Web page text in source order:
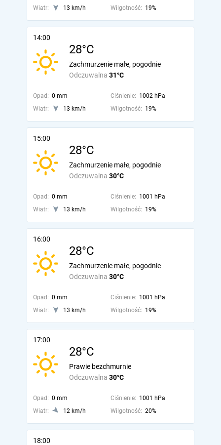
Wiatr:
13 km/h Wilgotność: 19%
14:00
28°C
Odczuwalna 31°C
Zachmurzenie małe, pogodnie
Opad: 0 mm Ciśnienie: 1002 hPa
Wiatr:
13 km/h Wilgotność: 19%
15:00
28°C
Odczuwalna 30°C
Zachmurzenie małe, pogodnie
Opad: 0 mm Ciśnienie: 1001 hPa
Wiatr:
13 km/h Wilgotność: 19%
16:00
28°C
Odczuwalna 30°C
Zachmurzenie małe, pogodnie
Opad: 0 mm Ciśnienie: 1001 hPa
Wiatr:
13 km/h Wilgotność: 19%
17:00
28°C
Odczuwalna 30°C
Prawie bezchmurnie
Opad: 0 mm Ciśnienie: 1001 hPa
Wiatr:
12 km/h Wilgotność: 20%
18:00